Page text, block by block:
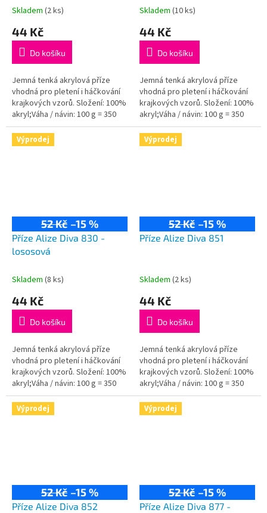
Skladem (2 ks)
44 Kč
Do košíku
Jemná tenká akrylová příze
vhodná pro pletení i háčkování
krajkových vzorů. Složení: 100%
akryl;Váha / návin: 100 g = 350
m;Doporučená velikost jehlic /...
Skladem (10 ks)
44 Kč
Do košíku
Jemná tenká akrylová příze
vhodná pro pletení i háčkování
krajkových vzorů. Složení: 100%
akryl;Váha / návin: 100 g = 350
m;Doporučená velikost jehlic /
háčku: 2,5 - 3,5 / 1-3 mm.
Výprodej
52 Kč –15 %
Příze Alize Diva 830 -
lososová
Skladem (8 ks)
44 Kč
Do košíku
Jemná tenká akrylová příze
vhodná pro pletení i háčkování
krajkových vzorů. Složení: 100%
akryl;Váha / návin: 100 g = 350
m;Doporučená velikost jehlic /...
Výprodej
52 Kč –15 %
Příze Alize Diva 851
Skladem (2 ks)
44 Kč
Do košíku
Jemná tenká akrylová příze
vhodná pro pletení i háčkování
krajkových vzorů. Složení: 100%
akryl;Váha / návin: 100 g = 350
m;Doporučená velikost jehlic /
háčku: 2,5 - 3,5 / 1-3 mm.
Výprodej
52 Kč –15 %
Příze Alize Diva 852
Výprodej
52 Kč –15 %
Příze Alize Diva 877 -